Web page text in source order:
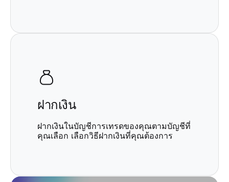
ฝากเงิน
ฝากเงินในบัญชีการเทรดของคุณตามบัญชีที่
คุณเลือก เลือกวิธีฝากเงินที่คุณต้องการ